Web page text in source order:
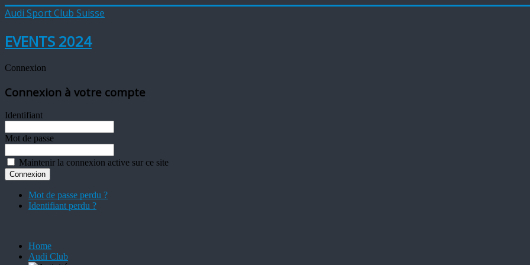
Audi Sport Club Suisse
EVENTS 2024
Connexion
Connexion à votre compte
Identifiant
Mot de passe
Maintenir la connexion active sur ce site
Mot de passe perdu ?
Identifiant perdu ?
Home
Audi Club